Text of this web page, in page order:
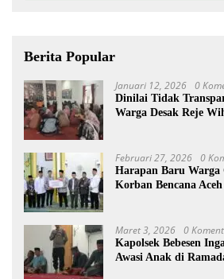
Berita Popular
Januari 12, 2026 0
Dinilai Tidak
Warga Desak Reje
Februari 27, 2026 0
Harapan Baru Warga
Korban Bencana
Maret 3, 2026 0
Kapolsek Bebesen
Awasi Anak di